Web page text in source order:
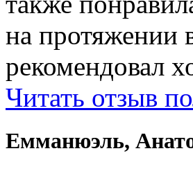
на протяжении
рекомендовал
Читать отзыв
Емманюэль,